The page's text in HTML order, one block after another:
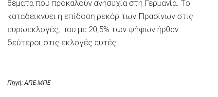
θέματα που προκαλούν ανησυχία στη Γερμανία. Το
καταδεικνύει η επίδοση ρεκόρ των Πρασίνων στις
ευρωεκλογές, που με 20,5% των ψήφων ήρθαν
δεύτεροι στις εκλογές αυτές.
Πηγή: ΑΠΕ-ΜΠΕ